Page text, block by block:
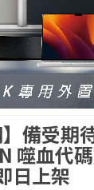
】備受期
噬血代
日上架